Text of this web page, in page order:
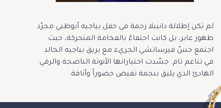
لم تكن إطلالة دانييلا رحمة في حفل بياجيه أبوظبي مجرّد
ظهور عابر، بل كانت احتفاءً بالفخامة المتحركة، حيث
اجتمع حسّ فيرساتشي الجريء مع بريق بياجيه الخالد
في تناغم تام. جسّدت اختياراتها الأنوثة الناضجة والرقي
الهادئ الذي يليق بنجمة تفيض حضوراً وأناقة.